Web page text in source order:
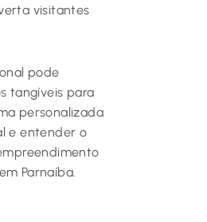
visitantes
pode
tangíveis para
personalizada
e entender o
Parnaíba.